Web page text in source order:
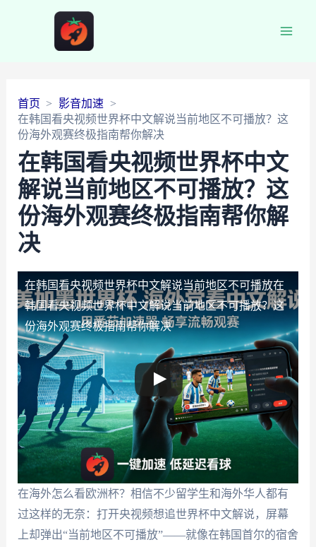
首页
影音加速
在韩国看央视频世界杯中文解说当前地区不可播放？这
份海外观赛终极指南帮你解决
在韩国看央视频世界杯中文
解说当前地区不可播放？这
份海外观赛终极指南帮你解
决
在韩国看央视频世界杯中文解说当前地区不可播放在
韩国看央视频世界杯中文解说当前地区不可播放？这
份海外观赛终极指南帮你解决
在海外怎么看欧洲杯？相信不少留学生和海外华人都有
过这样的无奈：打开央视频想追世界杯中文解说，屏幕
上却弹出“当前地区不可播放”——就像在韩国首尔的宿舍